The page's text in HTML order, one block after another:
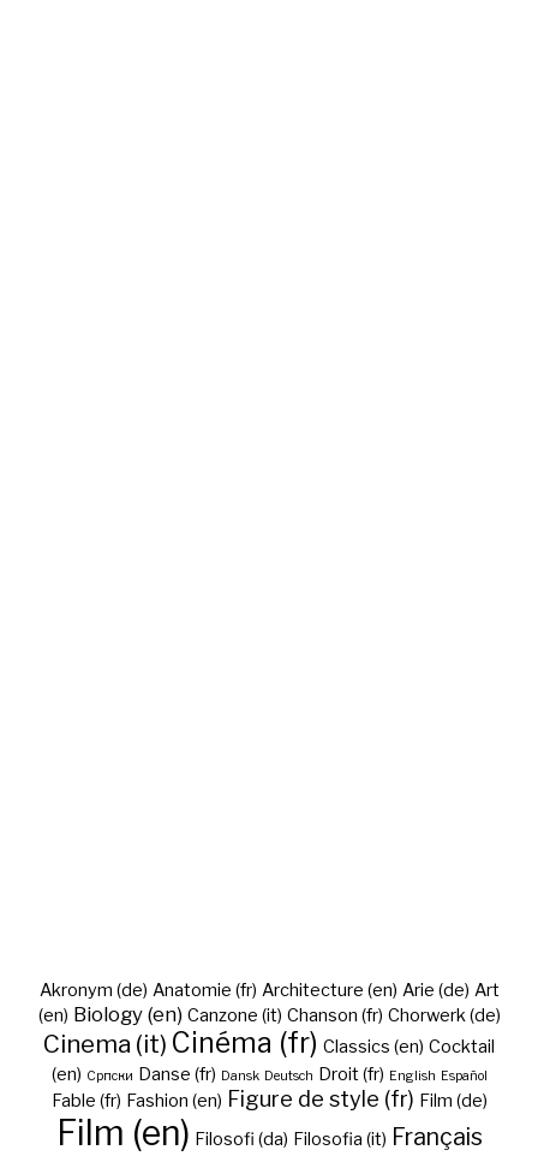
Akronym (de) Anatomie (fr) Architecture (en) Arie (de) Art
(en) Biology (en) Canzone (it) Chanson (fr) Chorwerk (de)
Cinema (it) Cinéma (fr) Classics (en) Cocktail
(en) Cрпски Danse (fr) Dansk Deutsch Droit (fr) English Español
Fable (fr) Fashion (en) Figure de style (fr) Film (de)
Film (en) Filosofi (da) Filosofia (it) Français